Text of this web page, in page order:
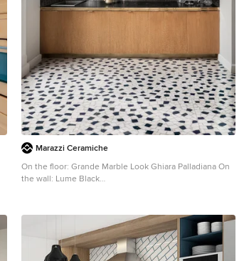
Marazzi Ceramiche
On the floor: Grande Marble Look Ghiara Palladiana On
the wall: Lume Black